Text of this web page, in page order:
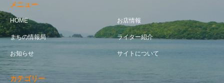
メニュー
HOME お店情報
まちの情報局 ライター紹介
お知らせ サイトについて
カテゴリー